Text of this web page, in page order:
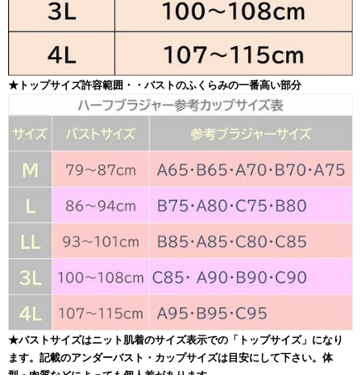
★トップサイズ許容範囲・・バストのふくらみの一番高い部分
★バストサイズはニット肌着のサイズ表示での「トップサイズ」になり
ます。記載のアンダーバスト・カップサイズは目安にして下さい。体